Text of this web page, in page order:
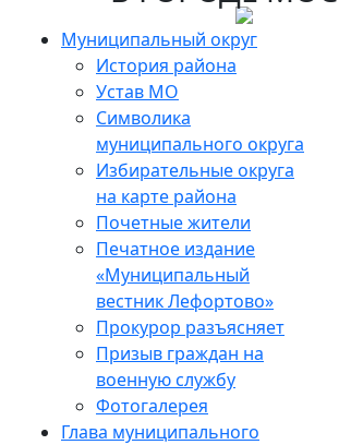
Муниципальный округ
История района
Устав МО
Символика
муниципального округа
Избирательные округа
на карте района
Почетные жители
Печатное издание
«Муниципальный
вестник Лефортово»
Прокурор разъясняет
Призыв граждан на
военную службу
Фотогалерея
Глава муниципального